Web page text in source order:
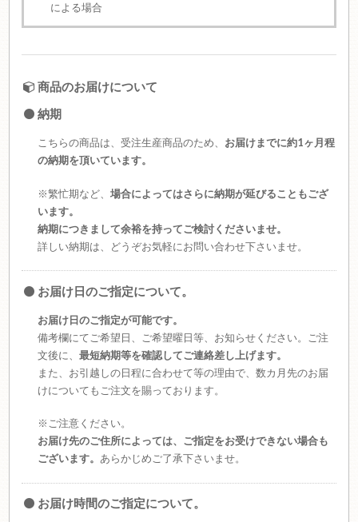
による場合
商品のお届けについて
納期
こちらの商品は、受注生産商品のため、 お届けまでに約1ヶ月程
の納期を頂いています。
※繁忙期など、 場合によってはさらに納期が延びることもござ
います。
納期につきまして余裕を持ってご検討くださいませ。
詳しい納期は、どうぞお気軽にお問い合わせ下さいませ。
お届け日のご指定について。
お届け日のご指定が可能です。
備考欄にてご希望日、ご希望曜日等、お知らせください。ご注
文後に、 最短納期等を確認してご連絡差し上げます。
また、お引越しの日程に合わせて等の理由で、数カ月先のお届
けについてもご注文を賜っております。
※ご注意ください。
お届け先のご住所によっては、ご指定をお受けできない場合も
ございます。 あらかじめご了承下さいませ。
お届け時間のご指定について。